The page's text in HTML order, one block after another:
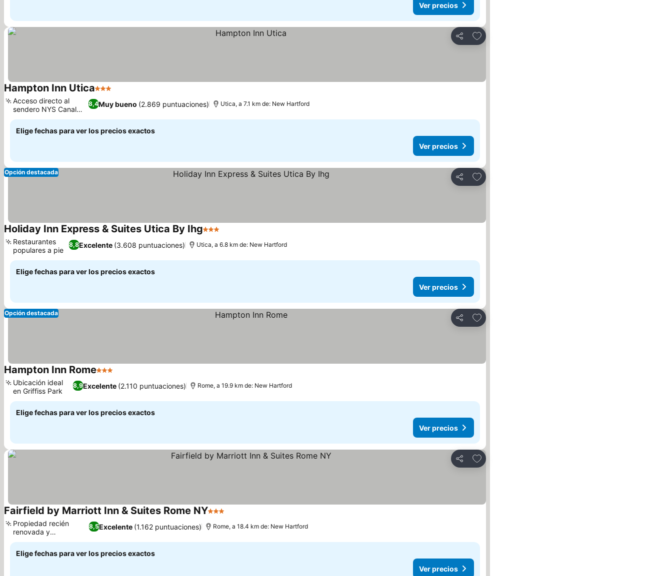
Ver precios
Compartir
Agregar a favoritos
Hampton Inn Utica3 Estrellas
8,4Muy bueno (2.869 puntuaciones)
Acceso directo al
sendero NYS Canal
Trail
Utica, a 7.1 km de: New Hartford
Elige fechas para ver los precios exactos
Ver precios
Compartir
Agregar a favoritos
Opción destacada
Holiday Inn Express & Suites Utica By Ihg3 Estrellas
8,8Excelente (3.608 puntuaciones)
Restaurantes
populares a pie
Utica, a 6.8 km de: New Hartford
Elige fechas para ver los precios exactos
Ver precios
Compartir
Agregar a favoritos
Opción destacada
Hampton Inn Rome3 Estrellas
8,9Excelente (2.110 puntuaciones)
Ubicación ideal
en Griffiss Park
Rome, a 19.9 km de: New Hartford
Elige fechas para ver los precios exactos
Ver precios
Compartir
Agregar a favoritos
Fairfield by Marriott Inn & Suites Rome NY3 Estrellas
8,5Excelente (1.162 puntuaciones)
Propiedad recién
renovada y
actualizada
Rome, a 18.4 km de: New Hartford
Elige fechas para ver los precios exactos
Ver precios